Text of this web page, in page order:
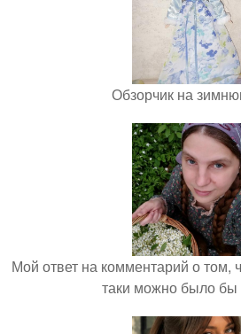
Обзорчик на
Мой ответ на комментарий о том,
таки можно было бы